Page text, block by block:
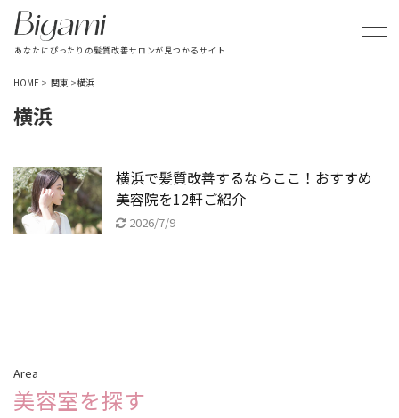
あなたにぴったりの髪質改善サロンが見つかるサイト
HOME > 関東 >横浜
横浜
横浜で髪質改善するならここ！おすすめ
美容院を12軒ご紹介
2026/7/9
Area
美容室を探す